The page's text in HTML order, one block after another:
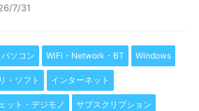
7/31
ソコン WiFi・Network・BT Windows
・ソフト インターネット
ット・デジモノ サブスクリプション